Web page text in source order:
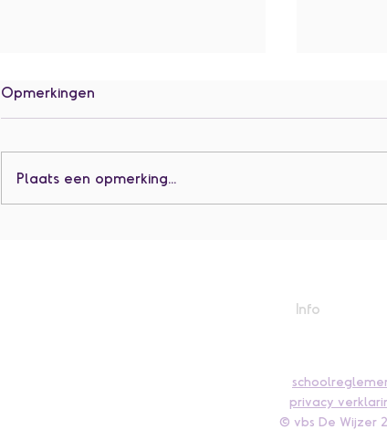
Opmerkingen
Plaats een opmerking...
Info
privacy
© vbs De Wijzer